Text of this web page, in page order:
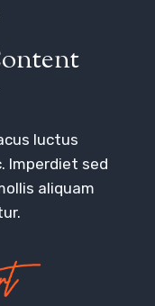
luctus
Imperdiet sed
aliquam